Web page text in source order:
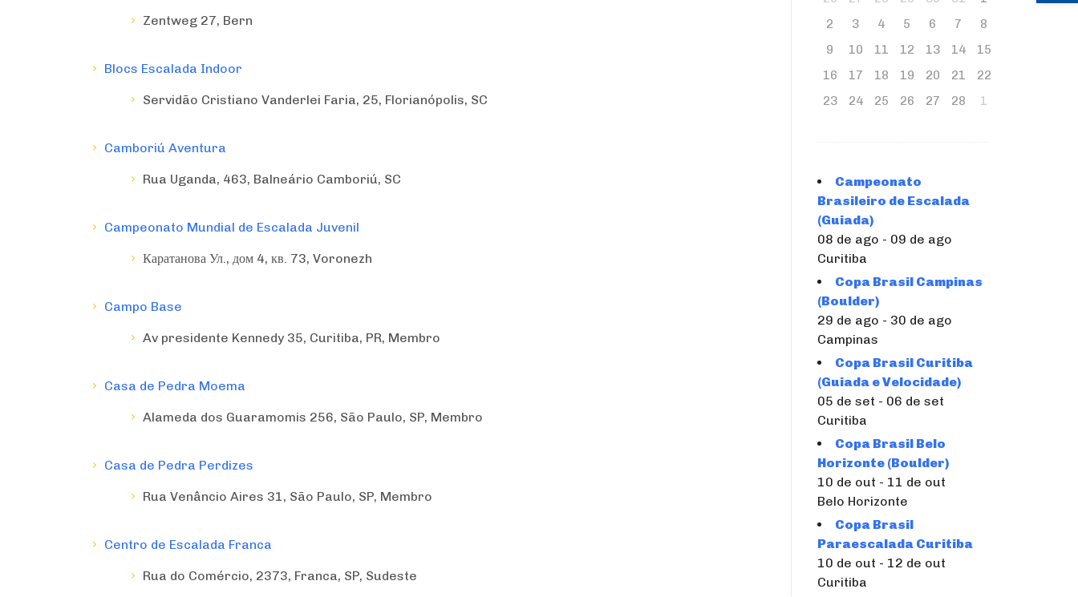
País
Locais com Eventos?
Zentweg 27, Bern
Blocs Escalada Indoor
Servidão Cristiano Vanderlei Faria, 25, Florianópolis, SC
Camboriú Aventura
Rua Uganda, 463, Balneário Camboriú, SC
Campeonato Mundial de Escalada Juvenil
Каратанова Ул., дом 4, кв. 73, Voronezh
Campo Base
Av presidente Kennedy 35, Curitiba, PR, Membro
Casa de Pedra Moema
Alameda dos Guaramomis 256, São Paulo, SP, Membro
Casa de Pedra Perdizes
Rua Venâncio Aires 31, São Paulo, SP, Membro
Centro de Escalada Franca
Rua do Comércio, 2373, Franca, SP, Sudeste
2
3 4 5 6 7
8
9
10 11 12 13 14
15
16
17 18 19 20 21
22
23
24 25 26 27 28 1
Campeonato
Brasileiro de Escalada
(Guiada)
08 de ago - 09 de ago
Curitiba
Copa Brasil Campinas
(Boulder)
29 de ago - 30 de ago
Campinas
Copa Brasil Curitiba
(Guiada e Velocidade)
05 de set - 06 de set
Curitiba
Copa Brasil Belo
Horizonte (Boulder)
10 de out - 11 de out
Belo Horizonte
Copa Brasil
Paraescalada Curitiba
10 de out - 12 de out
Curitiba